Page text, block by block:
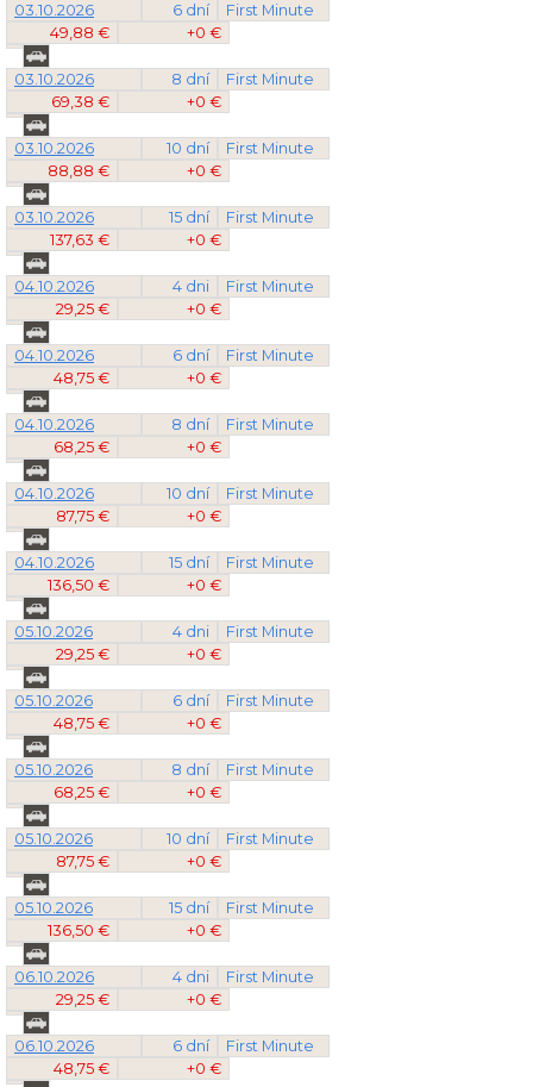
03.10.2026 6 dní
First Minute
49,88 €
+0 €
03.10.2026 8 dní
First Minute
69,38 €
+0 €
03.10.2026 10 dní
First Minute
88,88 €
+0 €
03.10.2026 15 dní
First Minute
137,63 €
+0 €
04.10.2026 4 dni
First Minute
29,25 €
+0 €
04.10.2026 6 dní
First Minute
48,75 €
+0 €
04.10.2026 8 dní
First Minute
68,25 €
+0 €
04.10.2026 10 dní
First Minute
87,75 €
+0 €
04.10.2026 15 dní
First Minute
136,50 €
+0 €
05.10.2026 4 dni
First Minute
29,25 €
+0 €
05.10.2026 6 dní
First Minute
48,75 €
+0 €
05.10.2026 8 dní
First Minute
68,25 €
+0 €
05.10.2026 10 dní
First Minute
87,75 €
+0 €
05.10.2026 15 dní
First Minute
136,50 €
+0 €
06.10.2026 4 dni
First Minute
29,25 €
+0 €
06.10.2026 6 dní
First Minute
48,75 €
+0 €